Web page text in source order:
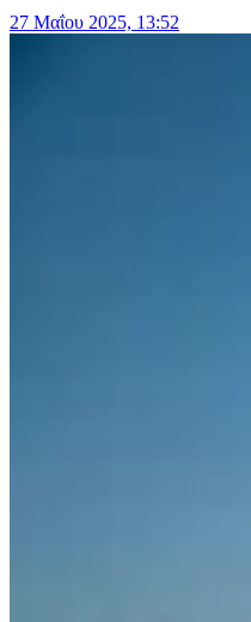
27 Μαΐου 2025, 13:52